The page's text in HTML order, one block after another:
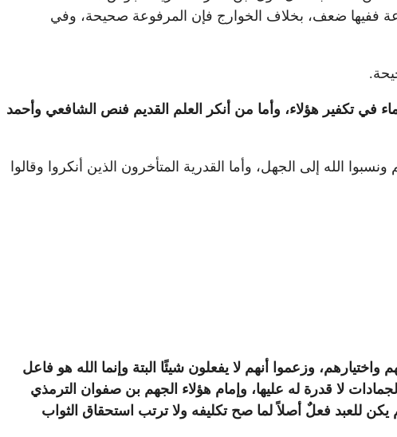
ففيها ضعف، بخلاف الخوارج فإن المرفوعة صحيحة، وفي
في تكفير هؤلاء، وأما من أنكر العلم القديم فنص الشافعي وأحمد
الله إلى الجهل، وأما القدرية المتأخرون الذين أنكروا وقالوا
وزعموا أنهم لا يفعلون شيئًا البتة وإنما الله هو فاعل
لا قدرة له عليها، وإمام هؤلاء الجهم بن صفوان الترمذي
للعبد فعلٌ أصلاً لما صح تكليفه ولا ترتب استحقاق الثواب